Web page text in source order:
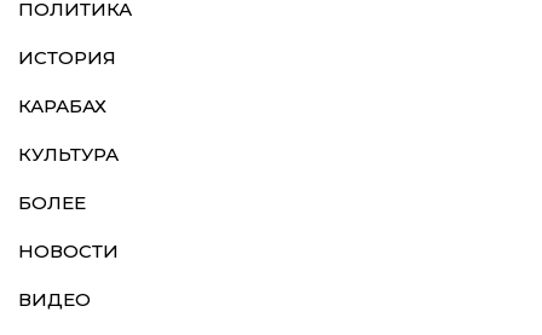
ПОЛИТИКА
ИСТОРИЯ
КАРАБАХ
КУЛЬТУРА
БОЛЕЕ
НОВОСТИ
ВИДЕО